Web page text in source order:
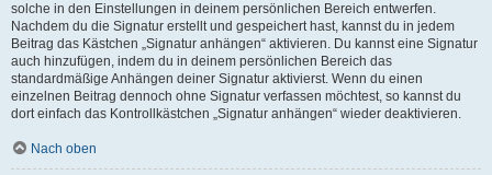
solche in den Einstellungen in deinem persönlichen Bereich entwerfen.
Nachdem du die Signatur erstellt und gespeichert hast, kannst du in jedem
Beitrag das Kästchen „Signatur anhängen“ aktivieren. Du kannst eine Signatur
auch hinzufügen, indem du in deinem persönlichen Bereich das
standardmäßige Anhängen deiner Signatur aktivierst. Wenn du einen
einzelnen Beitrag dennoch ohne Signatur verfassen möchtest, so kannst du
dort einfach das Kontrollkästchen „Signatur anhängen“ wieder deaktivieren.
Nach oben